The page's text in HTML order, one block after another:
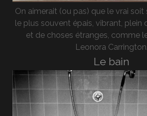
On aimerait (ou pas) que le vrai
le plus souvent épais, vibrant, plein
et de choses étranges, comme
Leonora Carrington.
Le bain